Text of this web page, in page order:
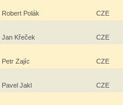
Robert Polák CZE
Jan Křeček CZE
Petr Zajíc CZE
Pavel Jakl CZE